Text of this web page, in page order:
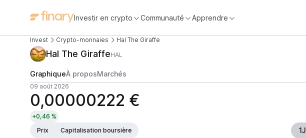
Investir en crypto Communauté Apprendre
Invest Crypto-monnaies Hal The Giraffe
Hal The GiraffeHAL
GraphiqueÀ proposMarchés
09 août 2026
0,00000222 €
+0,46 %
Prix
Capitalisation boursière 1J